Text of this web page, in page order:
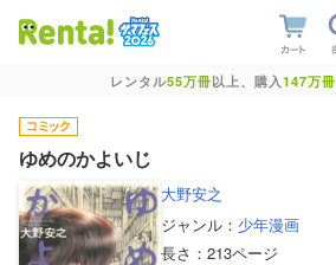
レンタル55万冊以上、購入147万冊
ゆめのかよいじ
大野安之
ジャンル： 少年漫画
長さ： 213ページ